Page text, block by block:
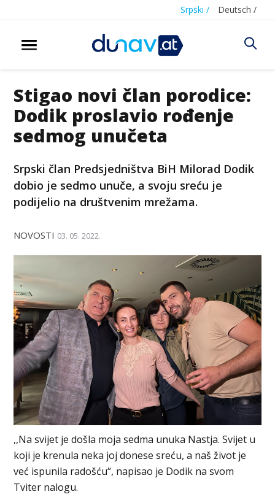
Srpski / Deutsch /
Stigao novi član porodice:
Dodik proslavio rođenje
sedmog unučeta
Srpski član Predsjedništva BiH Milorad Dodik
dobio je sedmo unuče, a svoju sreću je
podijelio na društvenim mrežama.
NOVOSTI 03. 05. 2022.
,,Na svijet je došla moja sedma unuka Nastja. Svijet u
koji je krenula neka joj donese sreću, a naš život je
već ispunila radošću“, napisao je Dodik na svom
Tviter nalogu.